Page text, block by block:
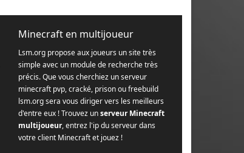
Minecraft en multijoueur
Lsm.org propose aux joueurs un site très
simple avec un module de recherche très
précis. Que vous cherchiez un serveur
minecraft pvp, cracké, prison ou freebuild
lsm.org sera vous diriger vers les meilleurs
d'entre eux ! Trouvez unserveur Minecraft
multijoueur, entrez l'ip du serveur dans
votre client Minecraft et jouez !